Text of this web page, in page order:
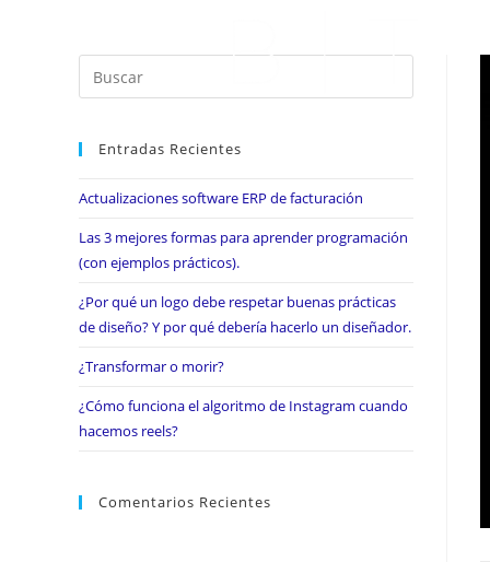
Entradas Recientes
Actualizaciones software ERP de facturación
Las 3 mejores formas para aprender programación
(con ejemplos prácticos).
¿Por qué un logo debe respetar buenas prácticas
de diseño? Y por qué debería hacerlo un diseñador.
¿Transformar o morir?
¿Cómo funciona el algoritmo de Instagram cuando
hacemos reels?
Comentarios Recientes